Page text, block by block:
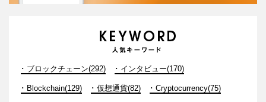
ブロックチェーン(292) インタビュー(170)
Blockchain(129) 仮想通貨(82) Cryptocurrency(75)